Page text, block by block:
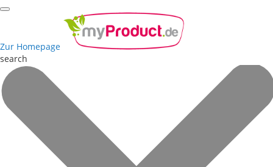
Zur Homepage
search